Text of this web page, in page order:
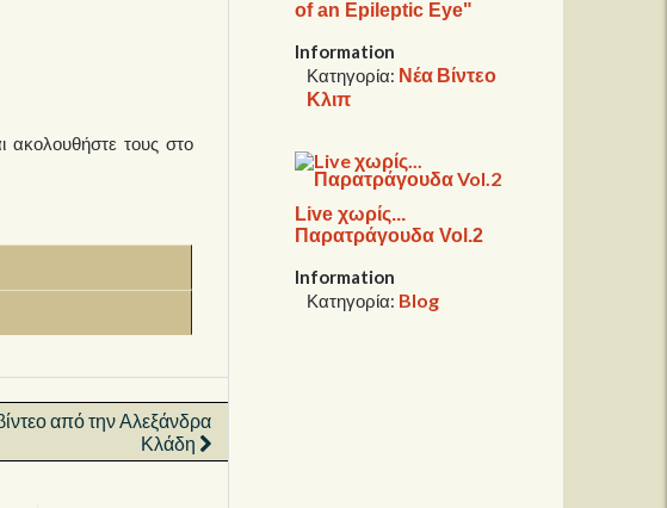
ακολουθήστε τους στο
από την Αλεξάνδρα
Κλάδη
of an Epileptic Eye"
Information
Κατηγορία: Νέα Βίντεο
Κλιπ
Live χωρίς...
Παρατράγουδα Vol.2
Information
Κατηγορία: Blog